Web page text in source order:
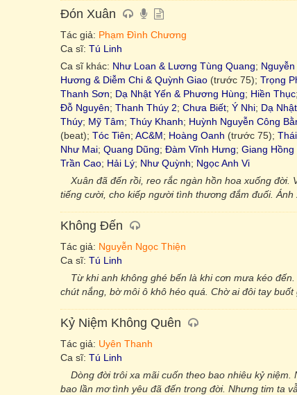
Đón Xuân
Tác giả: Phạm Đình Chương
Ca sĩ: Tú Linh
Ca sĩ khác: Như Loan & Lương Tùng Quang;
Hương & Diễm Chi & Quỳnh Giao (trước 75); Trọng
Thanh Sơn; Dạ Nhật Yến & Phương Hùng; Hiền Thục;
Đỗ Nguyên; Thanh Thúy 2; Chưa Biết; Ý Nhi; Dạ
Thúy; Mỹ Tâm; Thúy Khanh; Huỳnh Nguyễn Công
(beat); Tóc Tiên; AC&M; Hoàng Oanh (trước 75);
Như Mai; Quang Dũng; Đàm Vĩnh Hưng; Giang Hồng
Trần Cao; Hải Lý; Như Quỳnh; Ngọc Anh Vi
Xuân đã đến rồi, reo rắc ngàn hồn hoa xuống
tiếng cười, cho kiếp người tình thương đắm đuối.
Không Đến
Tác giả: Nguyễn Ngọc Thiện
Ca sĩ: Tú Linh
Từ khi anh không ghé bến là khi cơn mưa kéo
chút nắng, bờ môi ô khô héo quá. Chờ ai đôi tay
Kỷ Niệm Không Quên
Tác giả: Uyên Thanh
Ca sĩ: Tú Linh
Dòng đời trôi xa mãi cuốn theo bao nhiêu kỷ
bao lần mơ tình yêu đã đến trong đời. Nhưng tim ta